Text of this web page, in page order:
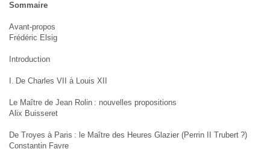
Sommaire
Avant-propos
Frédéric Elsig
Introduction
I. De Charles VII à Louis XII
Le Maître de Jean Rolin : nouvelles propositions
Alix Buisseret
De Troyes à Paris : le Maître des Heures Glazier (Perrin II Trubert ?)
Constantin Favre